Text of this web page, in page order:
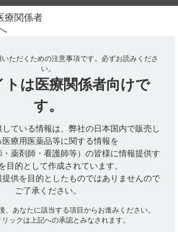
索 Drug Information
車の運転者への服薬指導はどのよ
いですか。
指導はどのようにすればいいですか。
患者には、自動車の運転など危険を伴う機
うご指導ください。
、電子添文に以下の記載があります。（引
ただくための注意事項です。 必ずお読みくださ
い。
トは 医療関係者向けで
す。
ている情報は、弊社の日本国内で販売し
医療用医薬品等に関する情報を
・薬剤師・看護師等）の皆様に情報提供す
目的として作成されています。
供を目的としたものではありませんので
ご了承ください。
、あなたに該当する項目からお進みください。
ックは上記への承認とみなされます。